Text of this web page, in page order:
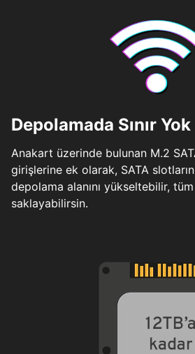
Depolamada Sınır Yok
Anakart üzerinde bulunan M.2
girişlerine ek olarak, SATA
depolama alanını yükseltebilir,
saklayabilirsin.